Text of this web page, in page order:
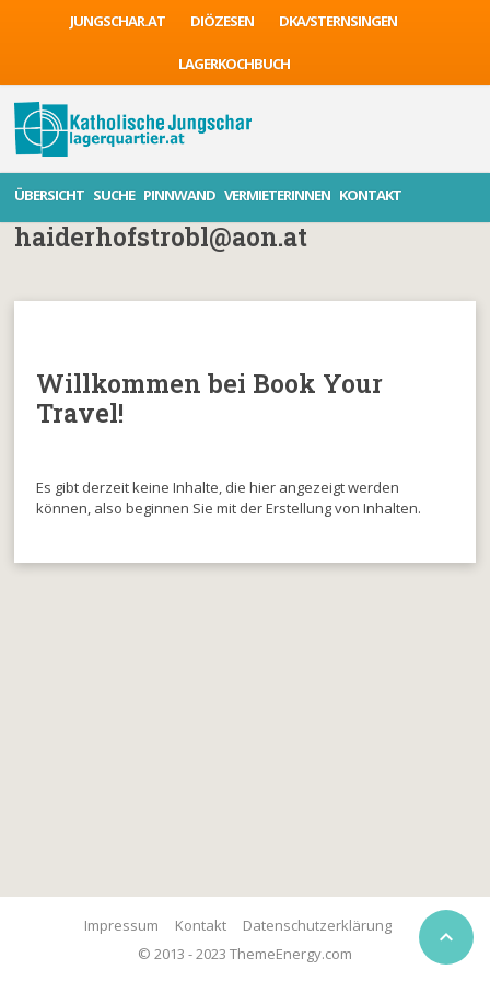
JUNGSCHAR.AT DIÖZESEN DKA/STERNSINGEN
LAGERKOCHBUCH
ÜBERSICHT SUCHE PINNWAND VERMIETERINNEN KONTAKT
haiderhofstrobl@aon.at
Willkommen bei Book Your
Travel!
Es gibt derzeit keine Inhalte, die hier angezeigt werden
können, also beginnen Sie mit der Erstellung von Inhalten.

© 2013 - 2023 ThemeEnergy.com
Impressum Kontakt Datenschutzerklärung